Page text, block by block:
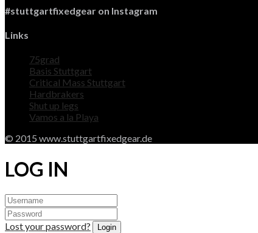
#stuttgartfixedgear on Instagram
Links
75grad
Basis Stuttgart
Critical Mass Stuttgart
Hardbrakers
Shut up legs
Vamos a la Playa
© 2015 www.stuttgartfixedgear.de
LOG IN
Lost your password?